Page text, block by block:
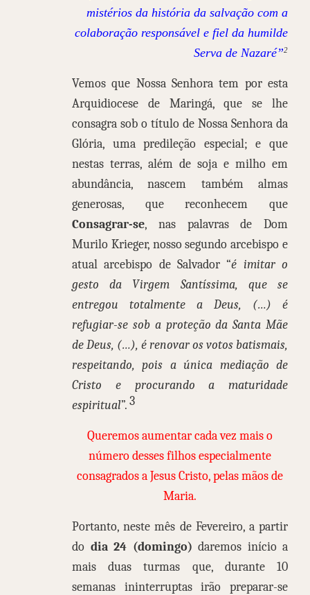
mistérios da história da salvação com a
colaboração responsável e fiel da humilde
Serva de Nazaré”2
Vemos que Nossa Senhora tem por esta
Arquidiocese de Maringá, que se lhe
consagra sob o título de Nossa Senhora da
Glória, uma predileção especial; e que
nestas terras, além de soja e milho em
abundância, nascem também almas
generosas, que reconhecem que
Consagrar-se, nas palavras de Dom
Murilo Krieger, nosso segundo arcebispo e
atual arcebispo de Salvador “é imitar o
gesto da Virgem Santíssima, que se
entregou totalmente a Deus, (…) é
refugiar-se sob a proteção da Santa Mãe
de Deus, (…), é renovar os votos batismais,
respeitando, pois a única mediação de
Cristo e procurando a maturidade
espiritual”.3
Queremos aumentar cada vez mais o
número desses filhos especialmente
consagrados a Jesus Cristo, pelas mãos de
Maria.
Portanto, neste mês de Fevereiro, a partir
do dia 24 (domingo) daremos início a
mais duas turmas que, durante 10
semanas ininterruptas irão preparar-se